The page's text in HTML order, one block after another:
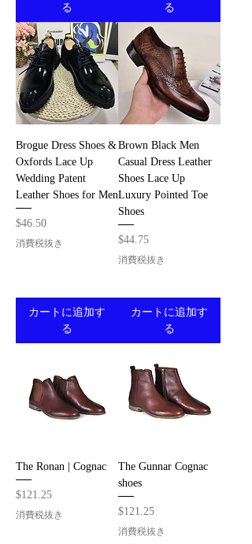
る
る
Brogue Dress Shoes &
Oxfords Lace Up
Wedding Patent
Leather Shoes for Men
価格
$46.50
消費税抜き
カートに追加す
る
Brown Black Men
Casual Dress Leather
Shoes Lace Up
Luxury Pointed Toe
Shoes
価格
$44.75
消費税抜き
カートに追加す
る
The Ronan | Cognac
価格
$121.25
消費税抜き
The Gunnar Cognac
shoes
価格
$121.25
消費税抜き